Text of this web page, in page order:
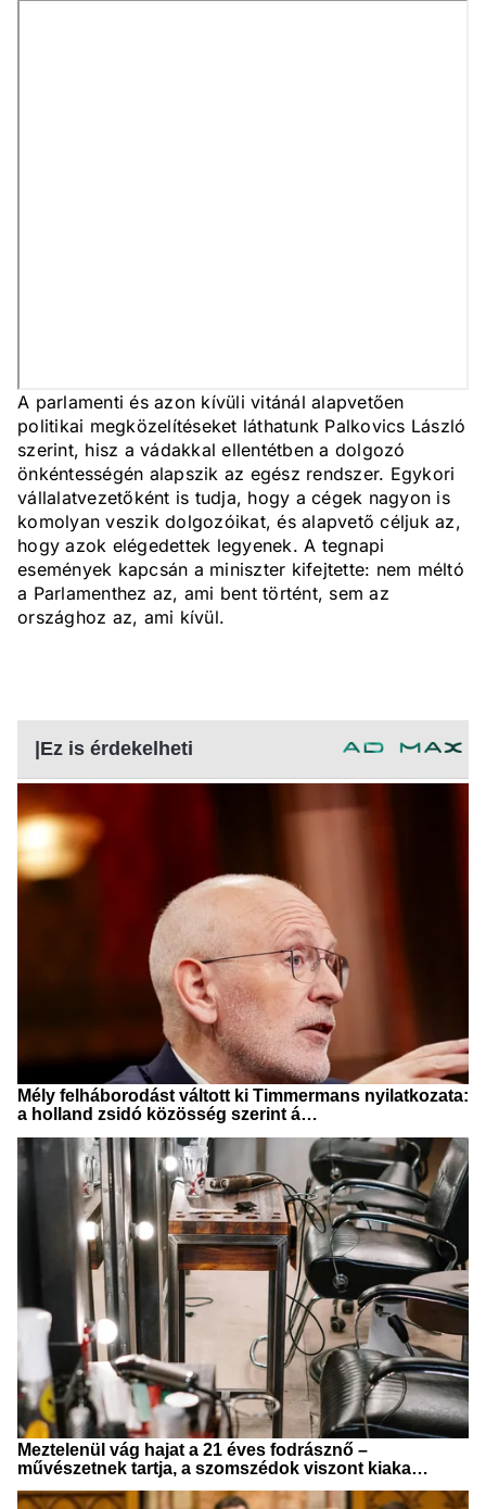
A parlamenti és azon kívüli vitánál alapvetően
politikai megközelítéseket láthatunk Palkovics László
szerint, hisz a vádakkal ellentétben a dolgozó
önkéntességén alapszik az egész rendszer. Egykori
vállalatvezetőként is tudja, hogy a cégek nagyon is
komolyan veszik dolgozóikat, és alapvető céljuk az,
hogy azok elégedettek legyenek. A tegnapi
események kapcsán a miniszter kifejtette: nem méltó
a Parlamenthez az, ami bent történt, sem az
országhoz az, ami kívül.